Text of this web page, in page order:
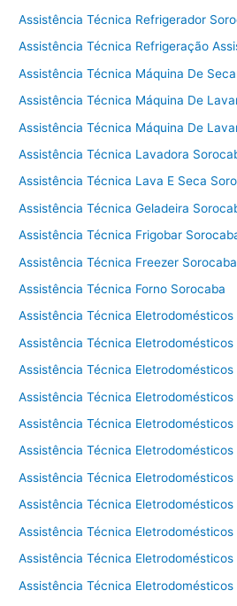
n
c
a
t
n
i
a
l
a
e
e
c
a
o
t
Assistência Técnica Refrigerador
Assistência Técnica Refrigeração
Assistência Técnica Máquina De
Assistência Técnica Máquina De
Assistência Técnica Máquina De
Assistência Técnica Lavadora
Assistência Técnica Lava E Seca
Assistência Técnica Geladeira
Assistência Técnica Frigobar
Assistência Técnica Freezer Sorocaba
Assistência Técnica Forno Sorocaba
Assistência Técnica Eletrodomésticos
Assistência Técnica Eletrodomésticos
Assistência Técnica Eletrodomésticos
Assistência Técnica Eletrodomésticos
Assistência Técnica
Assistência Técnica
Assistência Técnica
Assistência Técnica
Assistência Técnica Eletrodomésticos
Assistência Técnica
Assistência Técnica